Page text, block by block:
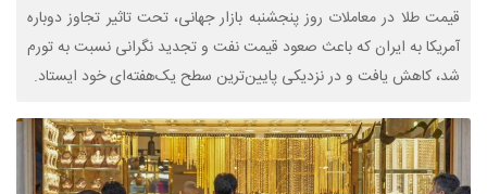
قیمت طلا در معاملات روز پنجشنبه بازار جهانی، تحت تاثیر تجاوز دوباره
آمریکا به ایران که باعث صعود قیمت نفت و تجدید نگرانی نسبت به تورم
شد، کاهش یافت و در نزدیکی پایین‌ترین سطح یک‌هفته‌ای خود ایستاد.